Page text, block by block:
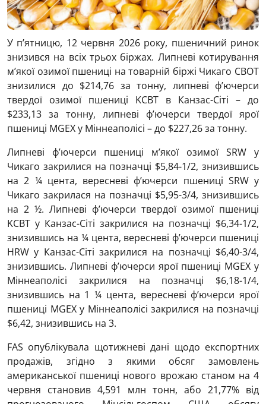
У п’ятницю, 12 червня 2026 року, пшеничний ринок
знизився на всіх трьох біржах. Липневі котирування
м’якої озимої пшениці на товарній біржі Чикаго CBOT
знизилися до $214,76 за тонну, липневі ф’ючерси
твердої озимої пшениці KCBT в Канзас-Сіті – до
$233,13 за тонну, липневі ф’ючерси твердої ярої
пшениці MGEХ у Міннеаполісі – до $227,26 за тонну.
Липневі ф’ючерси пшениці м’якої озимої SRW у
Чикаго закрилися на позначці $5,84-1/2, знизившись
на 2 ¼ цента, вересневі ф’ючерси пшениці SRW у
Чикаго закрилася на позначці $5,95-3/4, знизившись
на 2 ½. Липневі ф’ючерси твердої озимої пшениці
KCBT у Канзас-Сіті закрилися на позначці $6,34-1/2,
знизившись на ¼ цента, вересневі ф’ючерси пшениці
HRW у Канзас-Сіті закрилися на позначці $6,40-3/4,
знизившись. Липневі ф’ючерси ярої пшениці MGEХ у
Міннеаполісі закрилися на позначці $6,18-1/4,
знизившись на 1 ¼ цента, вересневі ф’ючерси ярої
пшениці MGEХ у Міннеаполісі закрилися на позначці
$6,42, знизившись на 3.
FAS опублікувала щотижневі дані щодо експортних
продажів, згідно з якими обсяг замовлень
американської пшениці нового врожаю станом на 4
червня становив 4,591 млн тонн, або 21,77% від